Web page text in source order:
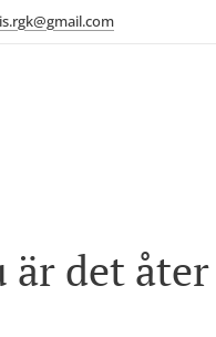
är det